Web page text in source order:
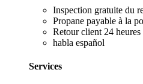
Inspection gratuite du
Propane payable à la
Retour client 24 heures
habla español
Services